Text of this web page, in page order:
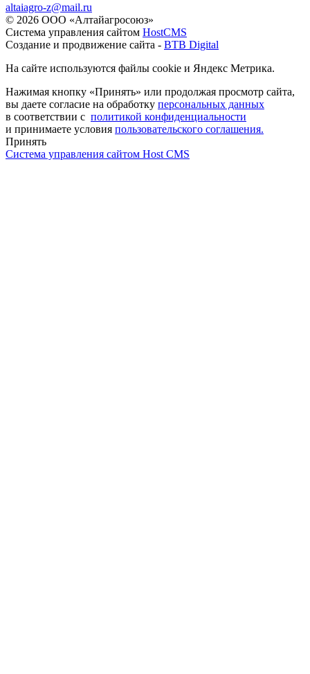
altaiagro-z@mail.ru
© 2026 ООО «Алтайагросоюз»
Система управления сайтом HostCMS
Создание и продвижение сайта - BTB Digital
На сайте используются файлы cookie и Яндекс Метрика.
Нажимая кнопку «Принять» или продолжая просмотр сайта,
вы даете согласие на обработку персональных данных
в соответствии с политикой конфиденциальности
и принимаете условия пользовательского соглашения.
Принять
Система управления сайтом Host CMS